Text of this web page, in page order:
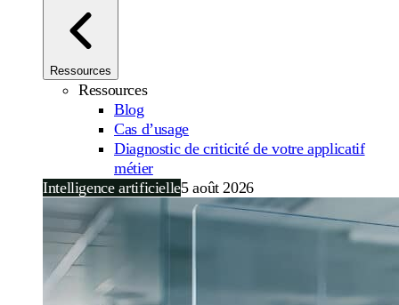
Ressources
Ressources
Blog
Cas d’usage
Diagnostic de criticité de votre applicatif
métier
Intelligence artificielle5 août 2026